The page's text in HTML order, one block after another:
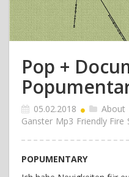
Pop +
05.02.2018 About
Ganster Mp3 Friendly Fire
POPUMENTARY